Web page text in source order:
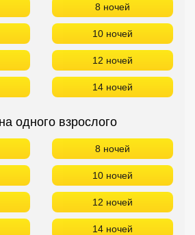
8 ночей
10 ночей
12 ночей
14 ночей
одного взрослого
8 ночей
10 ночей
12 ночей
14 ночей